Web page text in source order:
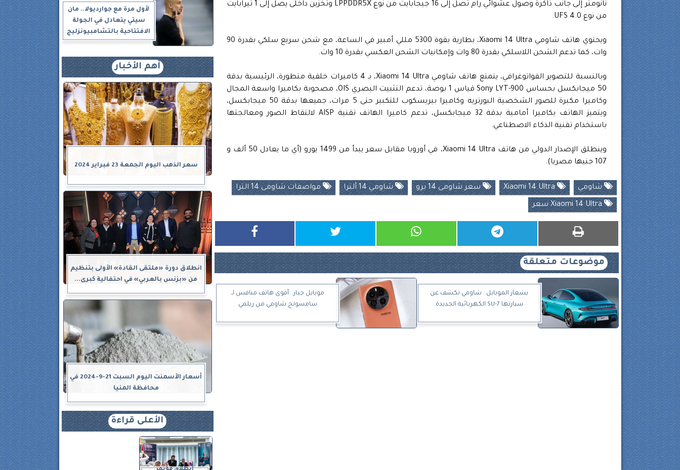
نانومتر إلى جانب ذاكرة وصول عشوائي رام تصل إلى 16 جيجابايت من نوع LPPDDR5X وتخزين داخلى يصل إلى 1 تيرابايت
من نوع UFS 4.0.
ويحتوي هاتف شاومي Xiaomi 14 Ultra، بطارية بقوة 5300 مللي أمبير في الساعة، مع شحن سريع سلكي بقدرة 90
وات، كما تدعم الشحن اللاسلكي بقدرة 80 وات وإمكانيات الشحن العكسي بقدرة 10 وات.
وبالنسبة للتصوير الفواتوغرافي، يتمتع هاتف شاومي Xiaomi 14 Ultra، بـ 4 كاميرات خلفية متطورة، الرئيسية بدقة
50 ميجابكسل بحساس Sony LYT-900 قياس 1 بوصة، تدعم التثبيت البصري OIS، مصحوبة بكاميرا واسعة المجال
وكاميرا مكبرة للصور الشخصية البورتريه وكاميرا بيريسكوب للتكبير حتى 5 مرات، جميعها بدقة 50 ميجابكسل،
ويتميز الهاتف بكاميرا أمامية بدقة 32 ميجابكسل، تدعم كاميرا الهاتف تقنية AISP لالتقاط الصور ومعالجتها
باستخدام تقنية الذكاء الاصطناعي.
وينطلق الإصدار الدولي من هاتف Xiaomi 14 Ultra، في أوروبا مقابل سعر يبدأ من 1499 يورو (أي ما يعادل 50 ألف و
107 جنيها مصريا).
شاومي Xiaomi 14 Ultra سعر شاومى 14 برو شاومي 14 ألترا مواصفات شاومى 14 الترا
Xiaomi 14 Ultra سعر
موضوعات متعلقة
بشعار الموبايل.. شاومي تكشف عن
سيارتها SU-7 الكهربائية الجديدة
موبايل جبار.. أقوى هاتف منافس لـ
سامسونج شاومي من ريلمي
لأول مرة مع جوارديولا.. مان
سيتي يتعادل في الجولة
الافتتاحية بالتشامبيونزليج
أهم الأخبار
سعر الذهب اليوم الجمعة 23 فبراير 2024
انطلاق دورة «ملتقى القادة» الأولى بتنظيم
من «بزنس بالعربي» في احتفالية كبرى...
أسعار الأسمنت اليوم السبت 21-9-2024 في
محافظة المنيا
الأعلى قراءة
انطلاق مؤتمر